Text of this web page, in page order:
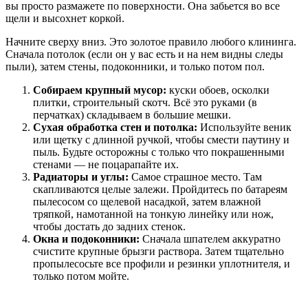
вы просто размажете по поверхности. Она забьется во все
щели и высохнет коркой.
Начните сверху вниз. Это золотое правило любого клининга.
Сначала потолок (если он у вас есть и на нем видны следы
пыли), затем стены, подоконники, и только потом пол.
Собираем крупный мусор: куски обоев, осколки
плитки, строительный скотч. Всё это руками (в
перчатках) складываем в большие мешки.
Сухая обработка стен и потолка: Используйте веник
или щетку с длинной ручкой, чтобы смести паутину и
пыль. Будьте осторожны с только что покрашенными
стенами — не поцарапайте их.
Радиаторы и углы: Самое страшное место. Там
скапливаются целые залежи. Пройдитесь по батареям
пылесосом со щелевой насадкой, затем влажной
тряпкой, намотанной на тонкую линейку или нож,
чтобы достать до задних стенок.
Окна и подоконники: Сначала шпателем аккуратно
счистите крупные брызги раствора. Затем тщательно
пропылесосьте все профили и резинки уплотнителя, и
только потом мойте.